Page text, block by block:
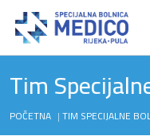
Tim
POČETNA |TIM SPECIJALNE